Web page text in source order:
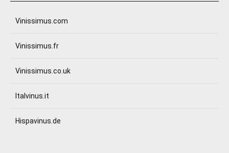
Vinissimus.com
Vinissimus.fr
Vinissimus.co.uk
Italvinus.it
Hispavinus.de